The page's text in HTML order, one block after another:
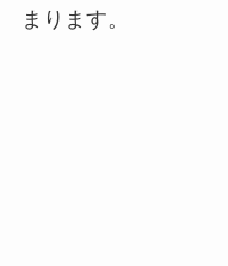
まります。